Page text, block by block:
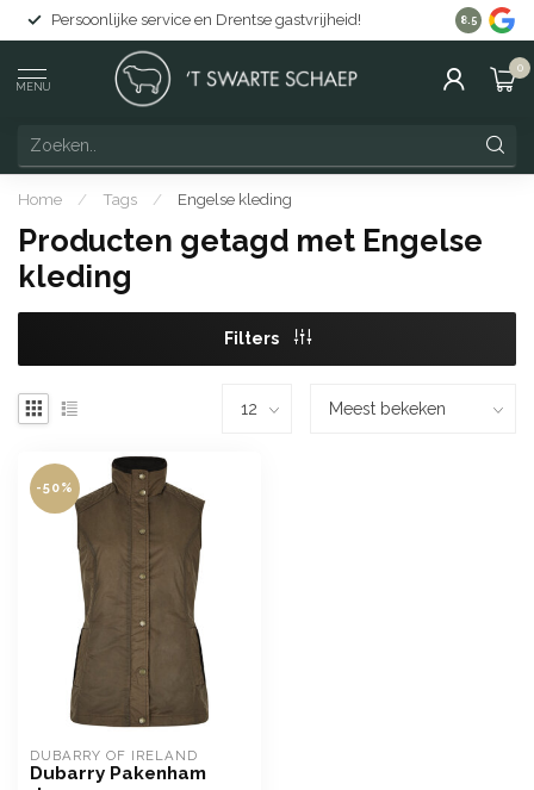
Persoonlijke service en Drentse gastvrijheid! Gratis
8.5
MENU
0
Home / Tags / Engelse kleding
Producten getagd met Engelse
kleding
Filters
-50%
DUBARRY OF IRELAND
Dubarry Pakenham